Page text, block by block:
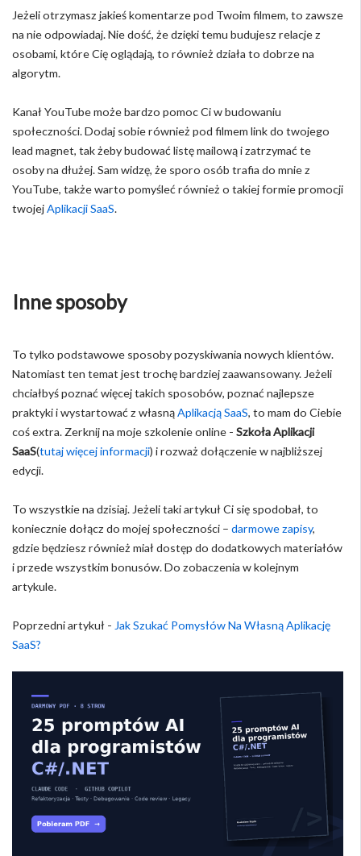
Jeżeli otrzymasz jakieś komentarze pod Twoim filmem, to zawsze
na nie odpowiadaj. Nie dość, że dzięki temu budujesz relacje z
osobami, które Cię oglądają, to również działa to dobrze na
algorytm.
Kanał YouTube może bardzo pomoc Ci w budowaniu
społeczności. Dodaj sobie również pod filmem link do twojego
lead magnet, tak żeby budować listę mailową i zatrzymać te
osoby na dłużej. Sam widzę, że sporo osób trafia do mnie z
YouTube, także warto pomyśleć również o takiej formie promocji
twojejAplikacji SaaS.
Inne sposoby
To tylko podstawowe sposoby pozyskiwania nowych klientów.
Natomiast ten temat jest trochę bardziej zaawansowany. Jeżeli
chciałbyś poznać więcej takich sposobów, poznać najlepsze
praktyki i wystartować z własnąAplikacją SaaS, to mam do Ciebie
coś extra. Zerknij na moje szkolenie online - Szkoła Aplikacji
SaaS(tutaj więcej informacji) i rozważ dołączenie w najbliższej
edycji.
To wszystkie na dzisiaj. Jeżeli taki artykuł Ci się spodobał, to
koniecznie dołącz do mojej społeczności – darmowe zapisy,
gdzie będziesz również miał dostęp do dodatkowych materiałów
i przede wszystkim bonusów. Do zobaczenia w kolejnym
artykule.
Poprzedni artykuł - Jak Szukać Pomysłów Na Własną Aplikację
SaaS?